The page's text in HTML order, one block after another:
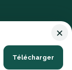
×
Télécharger